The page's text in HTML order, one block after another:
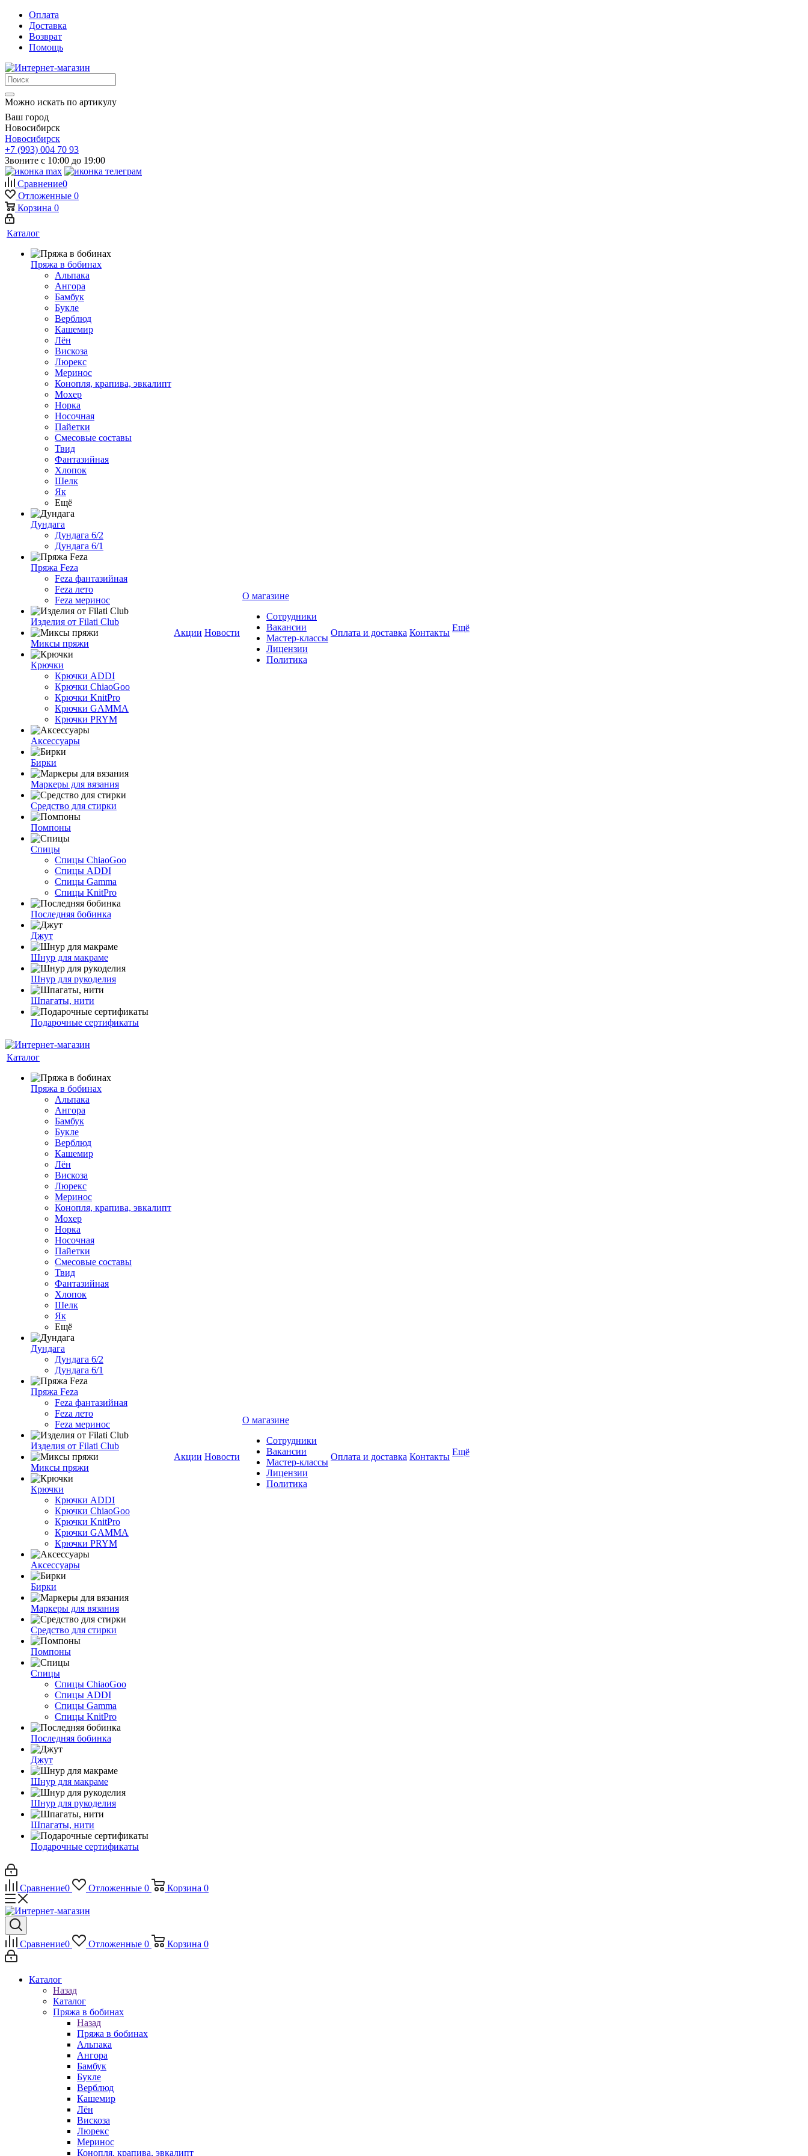
Оплата
Доставка
Возврат
Помощь
Можно искать по артикулу
Ваш город
Новосибирск
Новосибирск
+7 (993) 004 70 93
Звоните с 10:00 до 19:00
Сравнение0
Отложенные 0
Корзина 0
Каталог
Пряжа в бобинах
Альпака
Ангора
Бамбук
Букле
Верблюд
Кашемир
Лён
Вискоза
Люрекс
Меринос
Конопля, крапива, эвкалипт
Мохер
Норка
Носочная
Пайетки
Смесовые составы
Твид
Фантазийная
Хлопок
Шелк
Як
Ещё
Дундага
Дундага 6/2
Дундага 6/1
Пряжа Feza
Feza фантазийная
Feza лето
Feza меринос
Изделия от Filati Club
Миксы пряжи
Крючки
Крючки ADDI
Крючки ChiaoGoo
Крючки KnitPro
Крючки GAMMA
Крючки PRYM
Аксессуары
Бирки
Маркеры для вязания
Средство для стирки
Помпоны
Спицы
Спицы ChiaoGoo
Спицы ADDI
Спицы Gamma
Спицы KnitPro
Последняя бобинка
Джут
Шнур для макраме
Шнур для рукоделия
Шпагаты, нити
Подарочные сертификаты
Акции Новости
О магазине
Сотрудники
Вакансии
Мастер-классы
Лицензии
Политика
Оплата и доставка Контакты Ещё
Каталог
Пряжа в бобинах
Альпака
Ангора
Бамбук
Букле
Верблюд
Кашемир
Лён
Вискоза
Люрекс
Меринос
Конопля, крапива, эвкалипт
Мохер
Норка
Носочная
Пайетки
Смесовые составы
Твид
Фантазийная
Хлопок
Шелк
Як
Ещё
Дундага
Дундага 6/2
Дундага 6/1
Пряжа Feza
Feza фантазийная
Feza лето
Feza меринос
Изделия от Filati Club
Миксы пряжи
Крючки
Крючки ADDI
Крючки ChiaoGoo
Крючки KnitPro
Крючки GAMMA
Крючки PRYM
Аксессуары
Бирки
Маркеры для вязания
Средство для стирки
Помпоны
Спицы
Спицы ChiaoGoo
Спицы ADDI
Спицы Gamma
Спицы KnitPro
Последняя бобинка
Джут
Шнур для макраме
Шнур для рукоделия
Шпагаты, нити
Подарочные сертификаты
Акции Новости
О магазине
Сотрудники
Вакансии
Мастер-классы
Лицензии
Политика
Оплата и доставка Контакты Ещё
Сравнение0 Отложенные 0 Корзина 0
Сравнение0 Отложенные 0 Корзина 0
Каталог
Назад
Каталог
Пряжа в бобинах
Назад
Пряжа в бобинах
Альпака
Ангора
Бамбук
Букле
Верблюд
Кашемир
Лён
Вискоза
Люрекс
Меринос
Конопля, крапива, эвкалипт